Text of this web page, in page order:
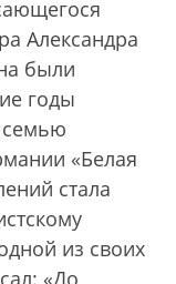
Александра
были
годы
семью
«Белая
стала
из своих